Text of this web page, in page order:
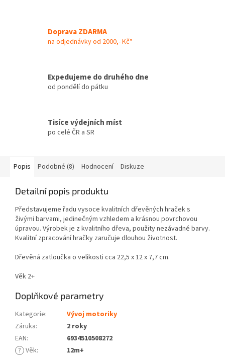
Doprava ZDARMA
na odjednávky od 2000,- Kč*
Expedujeme do druhého dne
od pondělí do pátku
Tisíce výdejních míst
po celé ČR a SR
Popis Podobné (8) Hodnocení Diskuze
Detailní popis produktu
Představujeme řadu vysoce kvalitních dřevěných hraček s
živými barvami, jedinečným vzhledem a krásnou povrchovou
úpravou. Výrobek je z kvalitního dřeva, použity nezávadné barvy.
Kvalitní zpracování hračky zaručuje dlouhou životnost.
Dřevěná zatloučka o velikosti cca 22,5 x 12 x 7,7 cm.
Věk 2+
Doplňkové parametry
Kategorie:
Vývoj motoriky
Záruka:
2 roky
EAN:
6934510508272
? Věk:
12m+